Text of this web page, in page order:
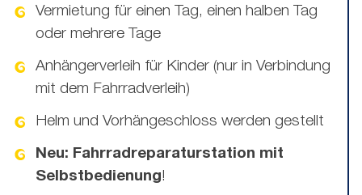
Vermietung für einen Tag, einen halben Tag
oder mehrere Tage
Anhängerverleih für Kinder (nur in Verbindung
mit dem Fahrradverleih)
Helm und Vorhängeschloss werden gestellt
Neu: Fahrradreparaturstation mit
Selbstbedienung!